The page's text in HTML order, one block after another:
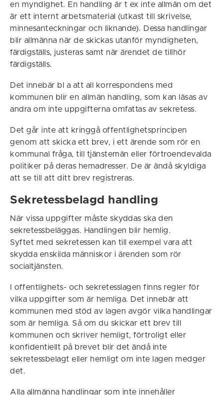
en myndighet. En handling är t ex inte allmän om det
är ett internt arbetsmaterial (utkast till skrivelse,
minnesanteckningar och liknande). Dessa handlingar
blir allmänna när de skickas utanför myndigheten,
färdigställs, justeras samt när ärendet de tillhör
färdigställs.
Det innebär bl a att all korrespondens med
kommunen blir en allmän handling, som kan läsas av
andra om inte uppgifterna omfattas av sekretess.
Det går inte att kringgå offentlighetsprincipen
genom att skicka ett brev, i ett ärende som rör en
kommunal fråga, till tjänstemän eller förtroendevalda
politiker på deras hemadresser. De är ändå skyldiga
att se till att ditt brev registreras.
Sekretessbelagd handling
När vissa uppgifter måste skyddas ska den
sekretessbeläggas. Handlingen blir hemlig.
Syftet med sekretessen kan till exempel vara att
skydda enskilda människor i ärenden som rör
socialtjänsten.
I offentlighets- och sekretesslagen finns regler för
vilka uppgifter som är hemliga. Det innebär att
kommunen med stöd av lagen avgör vilka handlingar
som är hemliga. Så om du skickar ett brev till
kommunen och skriver hemligt, förtroligt eller
konfidentiellt på brevet blir det ändå inte
sekretessbelagt eller hemligt om inte lagen medger
det.
Alla allmänna handlingar som inte innehåller